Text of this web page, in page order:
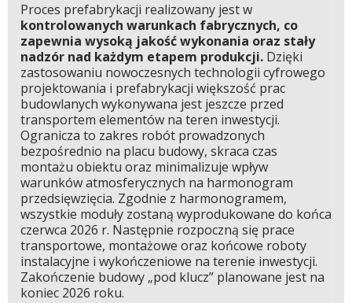
Proces prefabrykacji realizowany jest w
kontrolowanych warunkach fabrycznych, co
zapewnia wysoką jakość wykonania oraz stały
nadzór nad każdym etapem produkcji. Dzięki
zastosowaniu nowoczesnych technologii cyfrowego
projektowania i prefabrykacji większość prac
budowlanych wykonywana jest jeszcze przed
transportem elementów na teren inwestycji.
Ogranicza to zakres robót prowadzonych
bezpośrednio na placu budowy, skraca czas
montażu obiektu oraz minimalizuje wpływ
warunków atmosferycznych na harmonogram
przedsięwzięcia. Zgodnie z harmonogramem,
wszystkie moduły zostaną wyprodukowane do końca
czerwca 2026 r. Następnie rozpoczną się prace
transportowe, montażowe oraz końcowe roboty
instalacyjne i wykończeniowe na terenie inwestycji.
Zakończenie budowy „pod klucz” planowane jest na
koniec 2026 roku.